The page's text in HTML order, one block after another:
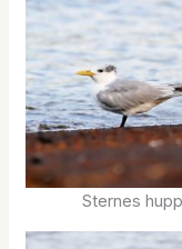
Sternes